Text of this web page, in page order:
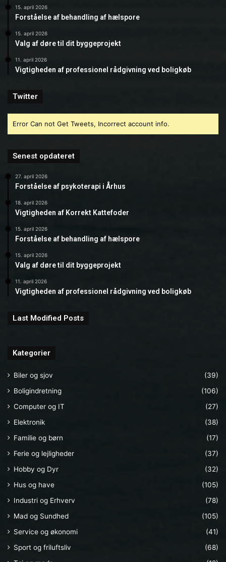
15. april 2026
Forståelse af behandling af hælspore
15. april 2026
Valg af døre til dit byggeprojekt
11. april 2026
Vigtigheden af professionel rådgivning ved boligkøb
Twitter
Error Can not Get Tweets, Incorrect account info.
Senest opdateret
27. april 2026
Forståelse af psykoterapi i Århus
18. april 2026
Vigtigheden af Korrekt Kattefoder
15. april 2026
Forståelse af behandling af hælspore
15. april 2026
Valg af døre til dit byggeprojekt
11. april 2026
Vigtigheden af professionel rådgivning ved boligkøb
Last Modified Posts
Kategorier
Biler og sjov
(39)
Boligindretning
(106)
Computer og IT
(27)
Elektronik
(38)
Familie og børn
(17)
Ferie og lejligheder
(37)
Hobby og Dyr
(32)
Hus og have
(105)
Industri og Erhverv
(78)
Mad og Sundhed
(105)
Service og økonomi
(41)
Sport og friluftsliv
(68)